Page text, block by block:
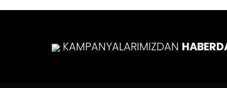
KAMPANYALARIMIZDAN